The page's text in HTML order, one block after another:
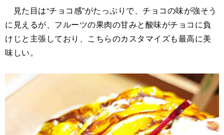
見た目は“チョコ感”がたっぷりで、チョコの味が強そう
に見えるが、フルーツの果肉の甘みと酸味がチョコに負
けじと主張しており、こちらのカスタマイズも最高に美
味しい。